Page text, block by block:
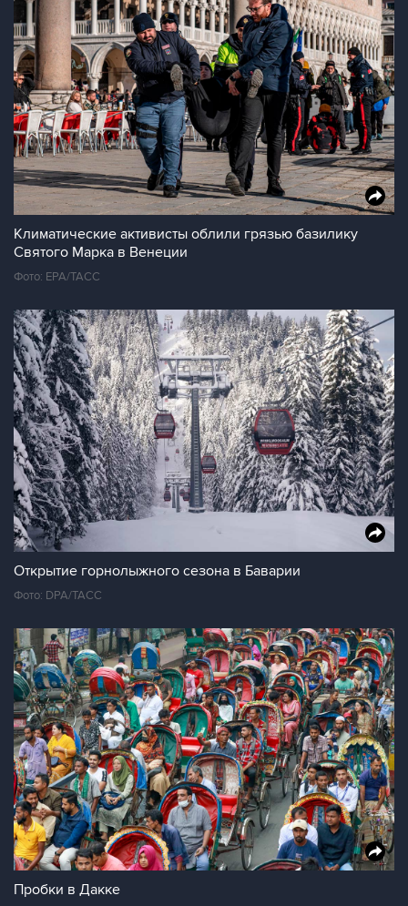
Климатические активисты облили грязью базилику
Святого Марка в Венеции
Фото: ЕРА/ТАСС
Открытие горнолыжного сезона в Баварии
Фото: DPA/ТАСС
Пробки в Дакке